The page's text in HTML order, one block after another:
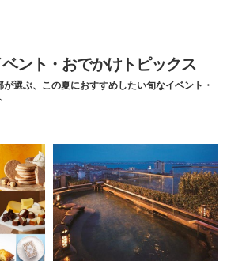
ント・おでかけトピックス
選ぶ、この夏におすすめしたい旬なイベント・